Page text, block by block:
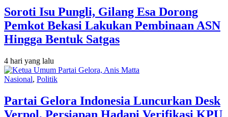
Soroti Isu Pungli, Gilang Esa Dorong
Pemkot Bekasi Lakukan Pembinaan ASN
Hingga Bentuk Satgas
4 hari yang lalu
Nasional, Politik
Partai Gelora Indonesia Luncurkan Desk